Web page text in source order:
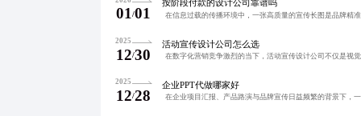
01/01
按阶段付款的设计公司靠谱吗
2025
12/30
活动宣传设计公司怎么选
2025
12/28
企业PPT代做哪家好